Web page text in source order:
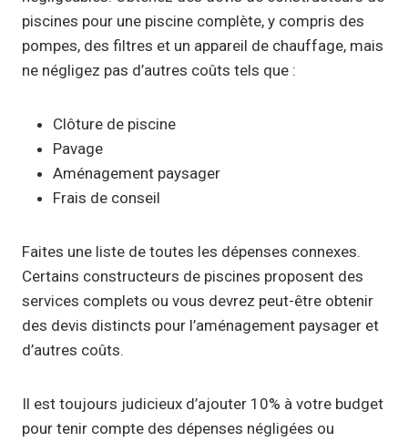
piscines pour une piscine complète, y compris des
pompes, des filtres et un appareil de chauffage, mais
ne négligez pas d’autres coûts tels que :
Clôture de piscine
Pavage
Aménagement paysager
Frais de conseil
Faites une liste de toutes les dépenses connexes.
Certains constructeurs de piscines proposent des
services complets ou vous devrez peut-être obtenir
des devis distincts pour l’aménagement paysager et
d’autres coûts.
Il est toujours judicieux d’ajouter 10% à votre budget
pour tenir compte des dépenses négligées ou